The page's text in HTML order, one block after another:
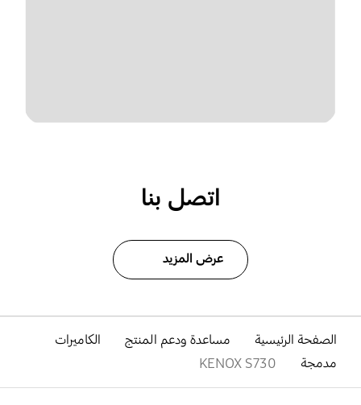
اتصل بنا
عرض المزيد
الصفحة الرئيسية مساعدة ودعم المنتج
الكاميرات
مدمجة
KENOX S730